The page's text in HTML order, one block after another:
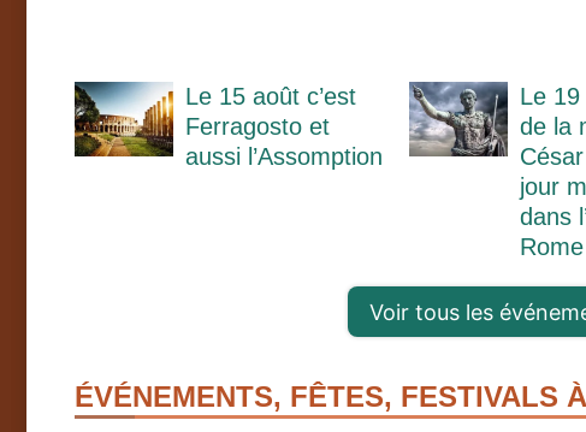
Le 15 août c’est
Ferragosto et
aussi l’Assomption
Le
de la
jour
dans
Rome
Voir tous les
ÉVÉNEMENTS, FÊTES, FESTIVALS